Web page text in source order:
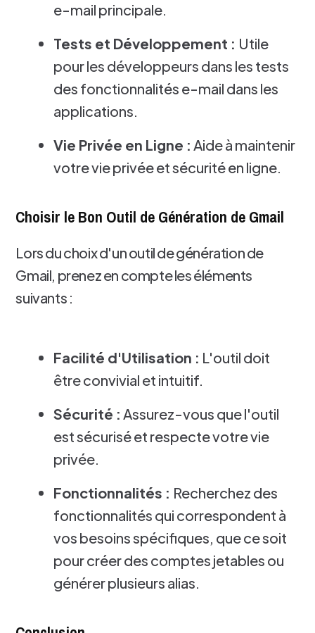
e-mail principale.
Tests et Développement : Utile
pour les développeurs dans les tests
des fonctionnalités e-mail dans les
applications.
Vie Privée en Ligne : Aide à maintenir
votre vie privée et sécurité en ligne.
Choisir le Bon Outil de Génération de Gmail
Lors du choix d'un outil de génération de
Gmail, prenez en compte les éléments
suivants :
Facilité d'Utilisation : L'outil doit
être convivial et intuitif.
Sécurité : Assurez-vous que l'outil
est sécurisé et respecte votre vie
privée.
Fonctionnalités : Recherchez des
fonctionnalités qui correspondent à
vos besoins spécifiques, que ce soit
pour créer des comptes jetables ou
générer plusieurs alias.